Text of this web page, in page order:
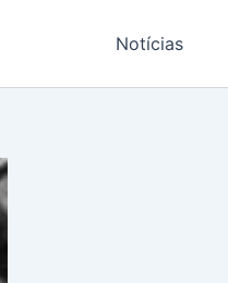
Notícias